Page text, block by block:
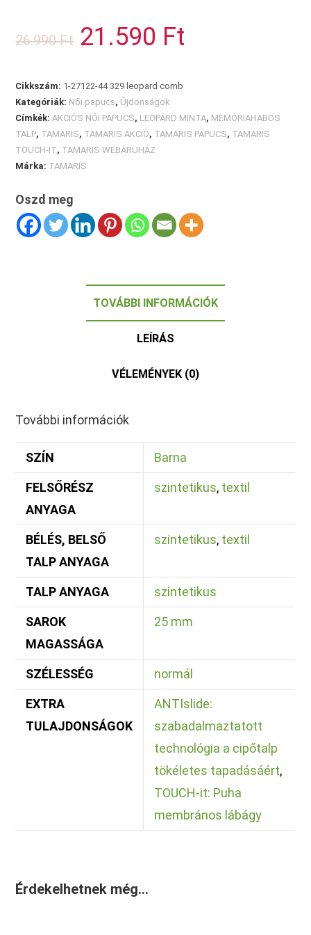
mennyiség
26.990Ft
Original
price
was:
21.590 Ft
Cikkszám: 1-27122-44 329 leopard comb
Kategóriák: Női papucs, Újdonságok
Címkék: AKCIÓS NŐI PAPUCS, LEOPÁRD MINTA, MEMÓRIAHABOS
TALP, TAMARIS, TAMARIS AKCIÓ, TAMARIS PAPUCS, TAMARIS
TOUCH-IT, TAMARIS WEBÁRUHÁZ
Márka: TAMARIS
Oszd meg
TOVÁBBI INFORMÁCIÓK
LEÍRÁS
VÉLEMÉNYEK (0)
További információk
SZÍN Barna
FELSŐRÉSZ
ANYAGA
szintetikus, textil
BÉLÉS, BELSŐ
TALP ANYAGA
szintetikus, textil
TALP ANYAGA szintetikus
SAROK
MAGASSÁGA
25 mm
SZÉLESSÉG normál
EXTRA
TULAJDONSÁGOK
ANTIslide:
szabadalmaztatott
technológia a cipőtalp
tökéletes tapadásáért,
TOUCH-it: Puha
membrános lábágy
Érdekelhetnek még…